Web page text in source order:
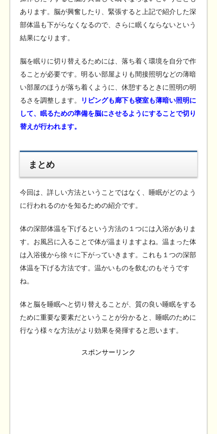
あります。脳が興奮したり、緊張すると上記で紹介した深
部体温も下がらなくなるので、さらに眠くならないという
結果になります。
脳を眠りに切り替えるためには、落ち着く環境を自分で作
ることが必要です。明るい部屋よりも間接照明などの薄暗
い部屋のほうが落ち着くように、休憩するときに照明の明
るさを調整します。
リビングも廊下も寝室も薄暗い照明に
して、眠るための準備を脳にさせるようにすることで切り
替えが行われます。
まとめ
今回は、詳しい方法ということではなく、睡眠がどのよう
に行われるのかを知るための紹介です。
体の深部体温を下げるという方法の１つには入浴がありま
す。お風呂に入ることで体が温まりますよね。温まった体
は入浴後から徐々に下がっていきます。これも１つの深部
体温を下げる方法です。温かいものを飲むのもそうです
ね。
体と脳を睡眠へと切り替えることが、質の良い睡眠をする
ために重要な要素だということが分かると、睡眠のために
行なう様々な方法がより効果を発揮すると思います。
スポンサーリンク